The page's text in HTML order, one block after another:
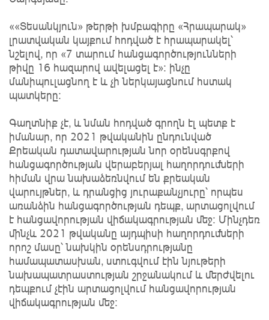
««Տեսանկյուն» թերթի խմբագիրը «Հրապարակ»
լրատվական կայքում հոդված է հրապարակել՝
նշելով, որ «7 տարում հանցագործությունների
թիվը 16 հազարով ավելացել է»։ ինչը
մանիպուլացնող է և չի ներկայացնում հստակ
պատկերը։
Գաղտնիք չէ, և նման հոդված գրողն էլ պետք է
իմանար, որ 2021 թվականին ընդունված
Քրեական դատավարության նոր օրենսգրքով
հանցագործության վերաբերյալ հաղորդումների
հիման վրա նախաձեռնվում են քրեական
վարույթներ, և դրանցից յուրաքանչյուրը՝ որպես
առանձին հանցագործության դեպք, արտացոլվում
է հանցավորության վիճակագրության մեջ։ Մինչդեռ
մինչև 2021 թվականը այդպիսի հաղորդումների
որոշ մասը՝ նախկին օրենսդրությանը
համապատասխան, ստուգվում էին նյութերի
նախապատրաստության շրջանակում և մերժվելու
դեպքում չէին արտացոլվում հանցավորության
վիճակագրության մեջ։